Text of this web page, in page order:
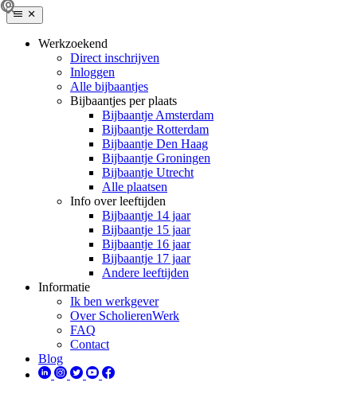
Werkzoekend
Direct inschrijven
Inloggen
Alle bijbaantjes
Bijbaantjes per plaats
Bijbaantje Amsterdam
Bijbaantje Rotterdam
Bijbaantje Den Haag
Bijbaantje Groningen
Bijbaantje Utrecht
Alle plaatsen
Info over leeftijden
Bijbaantje 14 jaar
Bijbaantje 15 jaar
Bijbaantje 16 jaar
Bijbaantje 17 jaar
Andere leeftijden
Informatie
Ik ben werkgever
Over ScholierenWerk
FAQ
Contact
Blog